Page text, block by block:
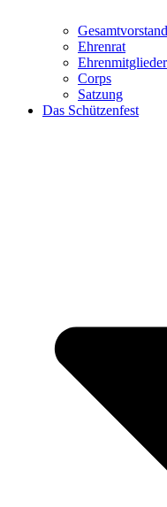
Gesamtvorstand
Ehrenrat
Ehrenmitglieder
Corps
Satzung
Das Schützenfest